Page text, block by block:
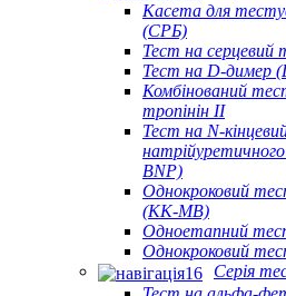
Касета для
(СРБ)
Тест на серцевий
Тест на D-димер
Комбінований
тропінін II
Тест на N-
BNP)
Однокроковий
(КК-МВ)
Одноетапний
Однокроковий
Серія